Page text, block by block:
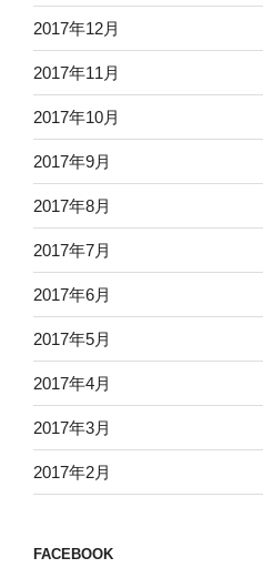
2017年12月
2017年11月
2017年10月
2017年9月
2017年8月
2017年7月
2017年6月
2017年5月
2017年4月
2017年3月
2017年2月
FACEBOOK